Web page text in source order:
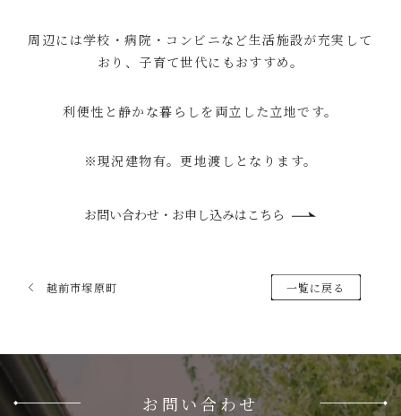
周辺には学校・病院・コンビニなど生活施設が充実して
おり、子育て世代にもおすすめ。
利便性と静かな暮らしを両立した立地です。
※現況建物有。更地渡しとなります。
お問い合わせ・お申し込みはこちら
越前市塚原町 一覧に戻る
お問い合わせ